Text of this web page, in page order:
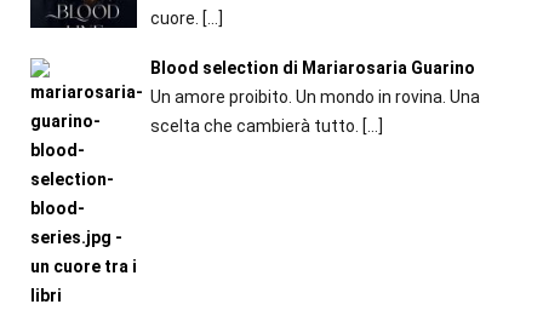
cuore. […]
Blood selection di Mariarosaria Guarino
Un amore proibito. Un mondo in rovina. Una
scelta che cambierà tutto. […]